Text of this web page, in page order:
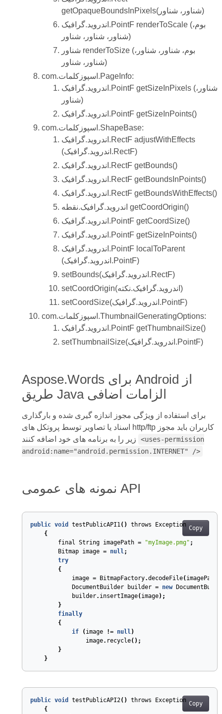
getOpaqueBoundsInPixels(شناور، شناور)
اندروید.گرافیک.PointF renderToScale (بوم،
شناور، شناور، شناور)
شناور renderToSize (بوم، شناور، شناور،
شناور، شناور)
com.اسپوزکلمات.PageInfo:
اندروید.گرافیک.PointF getSizeInPixels (شناور،
شناور)
اندروید.گرافیک.PointF getSizeInPoints()
com.اسپوزکلمات.ShapeBase:
اندروید.گرافیک.RectF adjustWithEffects
(اندروید.گرافیک.RectF)
اندروید.گرافیک.RectF getBounds()
اندروید.گرافیک.RectF getBoundsInPoints()
اندروید.گرافیک.RectF getBoundsWithEffects()
اندروید.گرافیک.نقطه getCoordOrigin()
اندروید.گرافیک.PointF getCoordSize()
اندروید.گرافیک.PointF getSizeInPoints()
اندروید.گرافیک.PointF localToParent
(اندروید.گرافیک.PointF)
setBounds(اندروید.گرافیک.RectF)
setCoordOrigin(اندروید.گرافیک.نکته)
setCoordSize(اندروید.گرافیک.PointF)
com.اسپوزکلمات.ThumbnailGeneratingOptions:
اندروید.گرافیک.PointF getThumbnailSize()
setThumbnailSize(اندروید.گرافیک.PointF)
Aspose.Words برای Android از
برای استفاده از ویژگی مجوز اندازه گیری شده و بارگذاری
اسناد یا تصاویر توسط پروتکل های http/ftp کاربران باید مجوز
<uses-permission
android:name="android.permission.INTERNET" />
نمونه های عمومی API
Copy
public void testPublicAPI1( ) throws
Exception
{
final String imagePath = "myImage.pmg" ;
Bitmap image = null;
try
{
image = BitmapFactory.decodeFile( imagePath
DocumentBuilder
builder = new
builder. insertImage( image);
}
finally
{
if
( image != null)
image. recycle();
}
}
Copy
public void testPublicAPI2( ) throws
Exception
{